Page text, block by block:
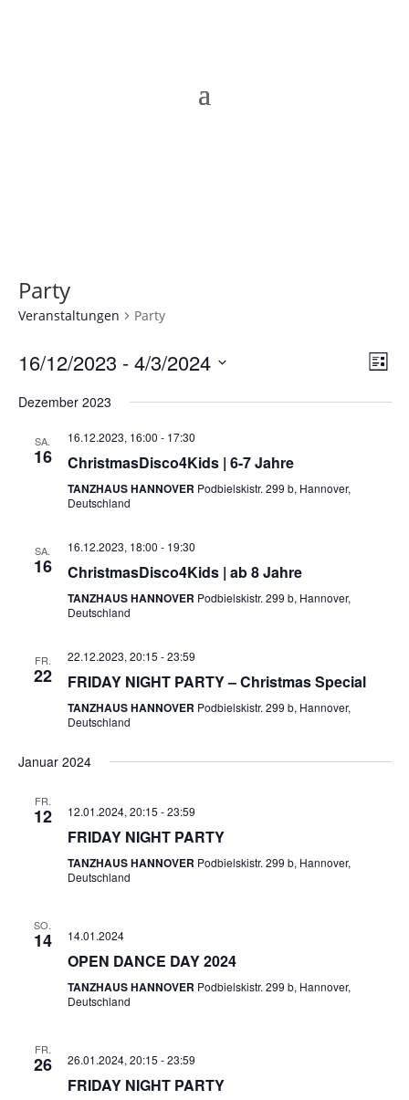
Party
Veranstaltungen Party
Liste
16/12/2023 - 4/3/2024
wählen.
Dezember 2023
SA.
16
16.12.2023, 16:00 - 17:30
ChristmasDisco4Kids | 6-7 Jahre
TANZHAUS HANNOVER Podbielskistr. 299 b, Hannover,
Deutschland
SA.
16
16.12.2023, 18:00 - 19:30
ChristmasDisco4Kids | ab 8 Jahre
TANZHAUS HANNOVER Podbielskistr. 299 b, Hannover,
Deutschland
FR.
22
22.12.2023, 20:15 -23:59
FRIDAY NIGHT PARTY – Christmas Special
TANZHAUS HANNOVER Podbielskistr. 299 b, Hannover,
Deutschland
Januar 2024
FR.
12 12.01.2024, 20:15 -23:59
FRIDAY NIGHT PARTY
TANZHAUS HANNOVER Podbielskistr. 299 b, Hannover,
Deutschland
SO.
14 14.01.2024
OPEN DANCE DAY 2024
TANZHAUS HANNOVER Podbielskistr. 299 b, Hannover,
Deutschland
FR.
26 26.01.2024, 20:15 -23:59
FRIDAY NIGHT PARTY